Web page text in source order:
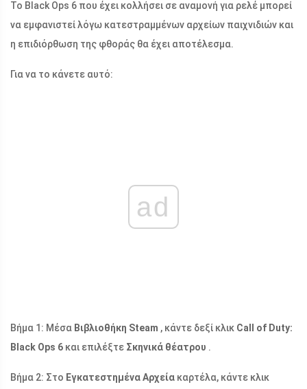
Το Black Ops 6 που έχει κολλήσει σε αναμονή για ρελέ μπορεί
να εμφανιστεί λόγω κατεστραμμένων αρχείων παιχνιδιών και
η επιδιόρθωση της φθοράς θα έχει αποτέλεσμα.
Για να το κάνετε αυτό:
ad
Βήμα 1: Μέσα Βιβλιοθήκη Steam , κάντε δεξί κλικ Call of Duty:
Black Ops 6 και επιλέξτε Σκηνικά θέατρου .
Βήμα 2: Στο Εγκατεστημένα Αρχεία καρτέλα, κάντε κλικ